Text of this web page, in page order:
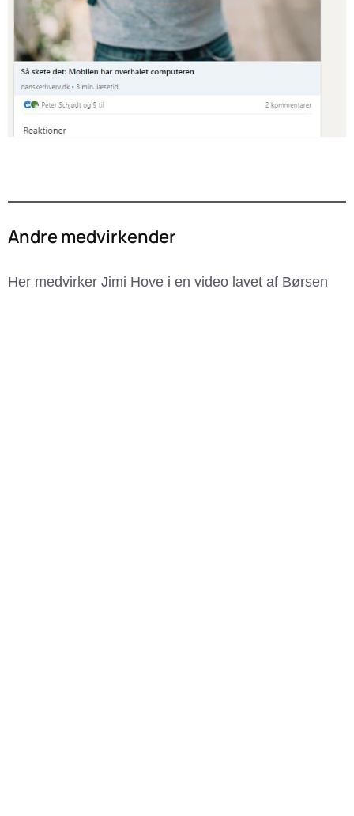
Andre medvirkender
Her medvirker Jimi Hove i en video lavet af Børsen